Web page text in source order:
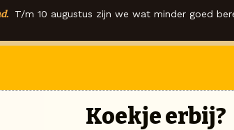
T/m 10 augustus zijn we wat minder goed
Koekje erbij?